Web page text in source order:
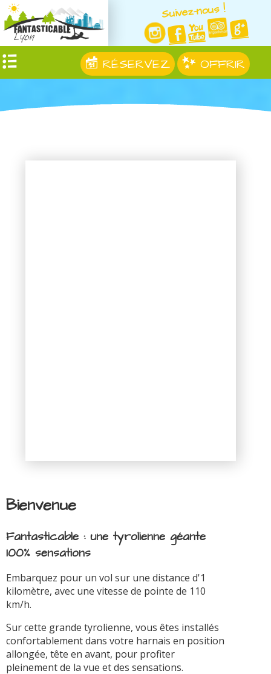
Suivez-nous !
RÉSERVEZ OFFRIR
Bienvenue
Fantasticable : une tyrolienne géante
100% sensations
Embarquez pour un vol sur une distance d'1
kilomètre, avec une vitesse de pointe de 110
km/h.
Sur cette grande tyrolienne, vous êtes installés
confortablement dans votre harnais en position
allongée, tête en avant, pour profiter
pleinement de la vue et des sensations.